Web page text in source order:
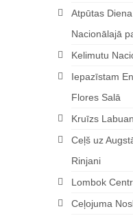
Atpūtas
Nacionālajā
Kelimutu
Iepazīstam
Flores Salā
Kruīzs
Ceļš uz
Rinjani
Lombok
Ceļojuma